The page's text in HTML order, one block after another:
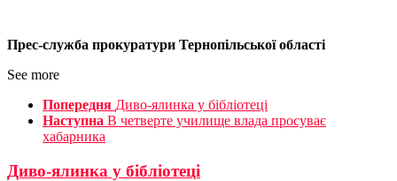
Прес-служба прокуратури Тернопільської області
See more
Попередня Диво-ялинка у бібліотеці
Наступна В четверте училище влада просуває
хабарника
Диво-ялинка у бібліотеці